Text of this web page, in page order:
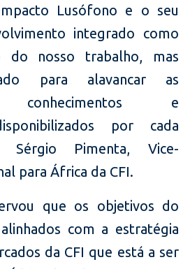
Lusófono e o seu
integrado como
do nosso trabalho, mas
para alavancar as
conhecimentos e
por cada
Sérgio Pimenta, Vice-
para África da CFI.
que os objetivos do
com a estratégia
da CFI que está a ser